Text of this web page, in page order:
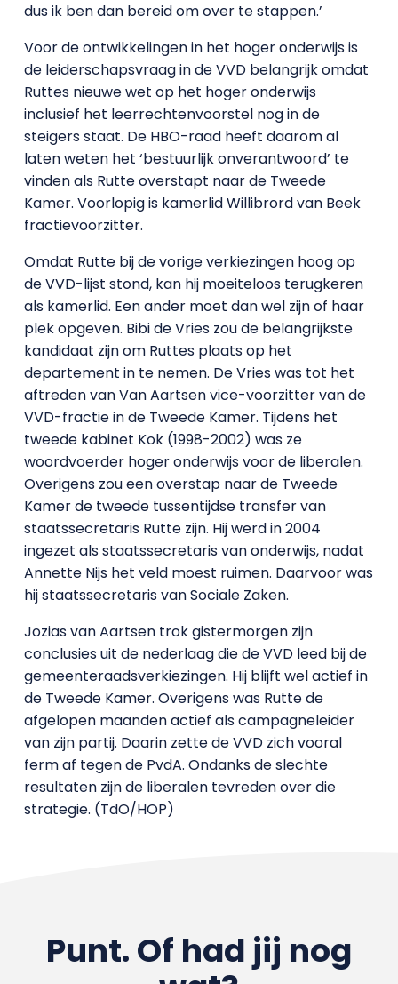
dus ik ben dan bereid om over te stappen.’
Voor de ontwikkelingen in het hoger onderwijs is
de leiderschapsvraag in de VVD belangrijk omdat
Ruttes nieuwe wet op het hoger onderwijs
inclusief het leerrechtenvoorstel nog in de
steigers staat. De HBO-raad heeft daarom al
laten weten het ‘bestuurlijk onverantwoord’ te
vinden als Rutte overstapt naar de Tweede
Kamer. Voorlopig is kamerlid Willibrord van Beek
fractievoorzitter.
Omdat Rutte bij de vorige verkiezingen hoog op
de VVD-lijst stond, kan hij moeiteloos terugkeren
als kamerlid. Een ander moet dan wel zijn of haar
plek opgeven. Bibi de Vries zou de belangrijkste
kandidaat zijn om Ruttes plaats op het
departement in te nemen. De Vries was tot het
aftreden van Van Aartsen vice-voorzitter van de
VVD-fractie in de Tweede Kamer. Tijdens het
tweede kabinet Kok (1998-2002) was ze
woordvoerder hoger onderwijs voor de liberalen.
Overigens zou een overstap naar de Tweede
Kamer de tweede tussentijdse transfer van
staatssecretaris Rutte zijn. Hij werd in 2004
ingezet als staatssecretaris van onderwijs, nadat
Annette Nijs het veld moest ruimen. Daarvoor was
hij staatssecretaris van Sociale Zaken.
Jozias van Aartsen trok gistermorgen zijn
conclusies uit de nederlaag die de VVD leed bij de
gemeenteraadsverkiezingen. Hij blijft wel actief in
de Tweede Kamer. Overigens was Rutte de
afgelopen maanden actief als campagneleider
van zijn partij. Daarin zette de VVD zich vooral
ferm af tegen de PvdA. Ondanks de slechte
resultaten zijn de liberalen tevreden over die
strategie. (TdO/HOP)
Punt. Of had jij nog